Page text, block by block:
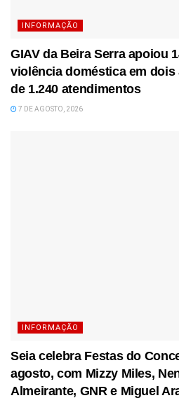
INFORMAÇÃO
GIAV da Beira Serra apoiou
violência doméstica em dois
de 1.240 atendimentos
7 DE AGOSTO, 2026
INFORMAÇÃO
Seia celebra Festas do
agosto, com Mizzy Miles,
Almeirante, GNR e Miguel